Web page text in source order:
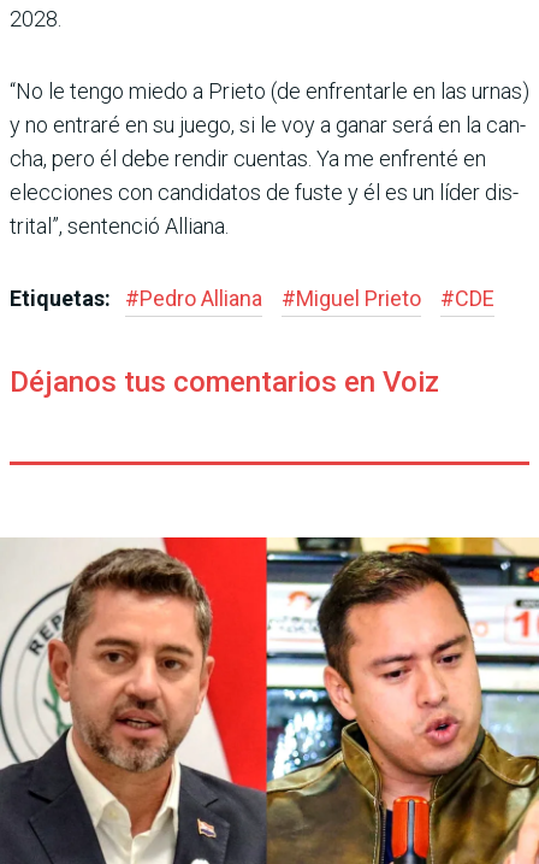
2028.
“No le tengo miedo a Prieto (de enfrentarle en las urnas)
y no entraré en su juego, si le voy a ganar será en la can­
cha, pero él debe rendir cuentas. Ya me enfrenté en
elecciones con candidatos de fuste y él es un líder dis­
trital”, sentenció Alliana.
Etiquetas: #Pedro Alliana #Miguel Prieto #CDE
Déjanos tus comentarios en Voiz